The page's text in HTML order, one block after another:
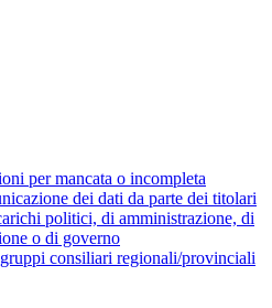
per mancata o incompleta
dei dati da parte dei titolari
politici, di amministrazione, di
o di governo
consiliari regionali/provinciali